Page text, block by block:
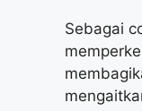
Sebagai